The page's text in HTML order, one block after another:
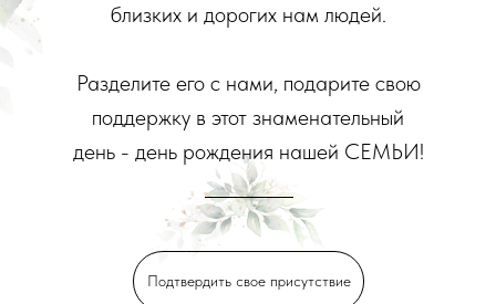
близких и дорогих нам людей.
Разделите его с нами, подарите свою
поддержку в этот знаменательный
день - день рождения нашей СЕМЬИ!
________
Подтвердить свое присутствие